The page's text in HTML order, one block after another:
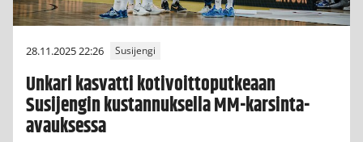
28.11.2025 22:26 Susijengi
Unkari kasvatti kotivoittoputkeaan
Susijengin kustannuksella MM-karsinta-
avauksessa